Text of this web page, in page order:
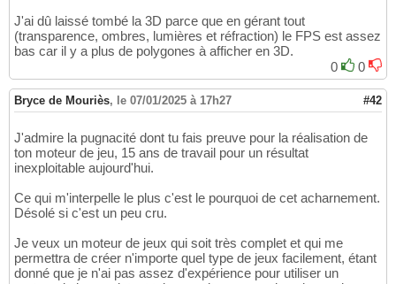
J'ai dû laissé tombé la 3D parce que en gérant tout
(transparence, ombres, lumières et réfraction) le FPS est assez
bas car il y a plus de polygones à afficher en 3D.
0
0
Bryce de Mouriès, le 07/01/2025 à 17h27 #42
J'admire la pugnacité dont tu fais preuve pour la réalisation de
ton moteur de jeu, 15 ans de travail pour un résultat
inexploitable aujourd'hui.
Ce qui m'interpelle le plus c'est le pourquoi de cet acharnement.
Désolé si c'est un peu cru.
Je veux un moteur de jeux qui soit très complet et qui me
permettra de créer n'importe quel type de jeux facilement, étant
donné que je n'ai pas assez d'expérience pour utiliser un